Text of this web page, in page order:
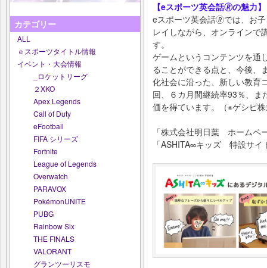
カテゴリー
ALL
ｅスポーツタイトル情報
イベント・大会情報
_ロケットリーグ
２XKO
Apex Legends
Call of Duty
eFootball
FIFA シリーズ
Fortnite
League of Legends
Overwatch
PARAVOX
PokémonUNITE
PUBG
Rainbow Six
THE FINALS
VALORANT
グランツーリスモ
【eスポーツ英会話🄬の魅力】
eスポーツ英会話🄬では、お
レイしながら、オンラインで
す。
ゲームというコンテンツを通
ることができる点と、今後、
化社会に沿った、新しい教育
回、６カ月間継続率93％、
価を得ています。（※ゲシピ
「株式会社明日葉 ホーム
「ASHITA∞キッズ 特設サ